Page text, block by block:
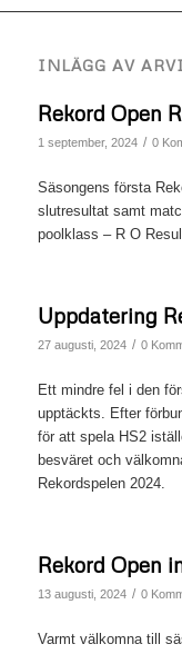
INLÄGG AV
Rekord Open
1 september, 2024 / 0
Säsongens första
slutresultat samt
poolklass – R O
Uppdatering
27 augusti, 2024 / 0
Ett mindre fel i den
upptäckts. Efter
för att spela HS2
besväret och
Rekordspelen 2024.
Rekord Open
13 augusti, 2024 / 0
Varmt välkomna till